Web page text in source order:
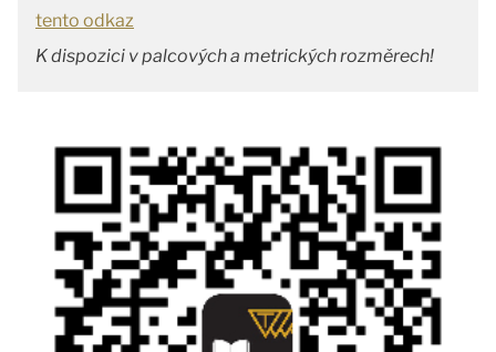
tento odkaz
K dispozici v palcových a metrických rozměrech!